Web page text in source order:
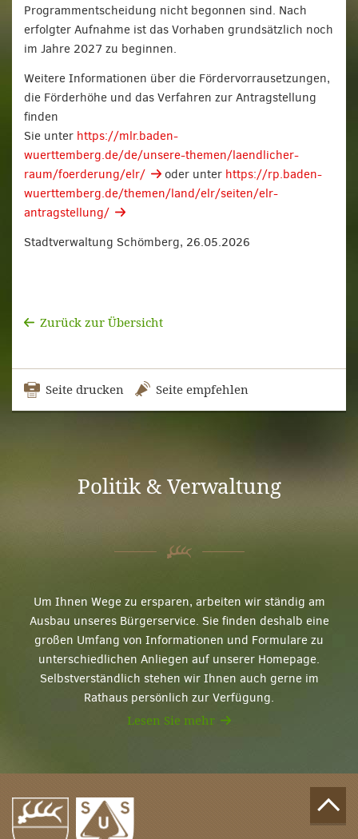
Programmentscheidung nicht begonnen sind. Nach
erfolgter Aufnahme ist das Vorhaben grundsätzlich noch
im Jahre 2027 zu beginnen.
Weitere Informationen über die Fördervorrausetzungen,
die Förderhöhe und das Verfahren zur Antragstellung
finden
Sie unter https://mlr.baden-
wuerttemberg.de/de/unsere-themen/laendlicher-
raum/foerderung/elr/
oder unter https://rp.baden-
wuerttemberg.de/themen/land/elr/seiten/elr-
antragstellung/
Stadtverwaltung Schömberg, 26.05.2026
Zurück zur Übersicht
Seite drucken Seite empfehlen
Politik & Verwaltung
Um Ihnen Wege zu ersparen, arbeiten wir ständig am
Ausbau unseres Bürgerservice. Sie finden deshalb eine
großen Umfang von Informationen und Formulare zu
unterschiedlichen Anliegen auf unserer Homepage.
Selbstverständlich stehen wir Ihnen auch gerne im
Rathaus persönlich zur Verfügung.
Lesen Sie mehr